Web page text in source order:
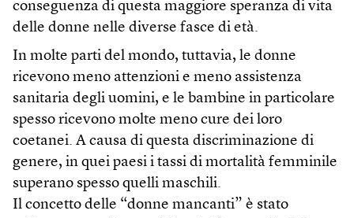
conseguenza di questa maggiore speranza di vita
delle donne nelle diverse fasce di età.
In molte parti del mondo, tuttavia, le donne
ricevono meno attenzioni e meno assistenza
sanitaria degli uomini, e le bambine in particolare
spesso ricevono molte meno cure dei loro
coetanei. A causa di questa discriminazione di
genere, in quei paesi i tassi di mortalità femminile
superano spesso quelli maschili.
Il concetto delle “donne mancanti” è stato